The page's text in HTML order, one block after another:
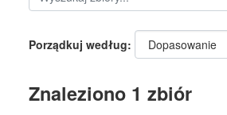
Porządkuj według
Znaleziono 1 zbiór